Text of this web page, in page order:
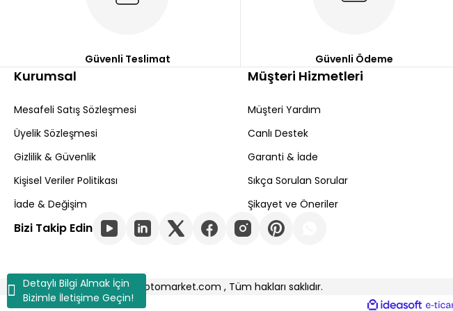
Detaylı Bilgi Almak İçin
Bizimle İletişime Geçin!
Güvenli Teslimat Güvenli Ödeme
Kurumsal
Mesafeli Satış Sözleşmesi
Üyelik Sözleşmesi
Gizlilik & Güvenlik
Kişisel Veriler Politikası
İade & Değişim
Müşteri Hizmetleri
Müşteri Yardım
Canlı Destek
Garanti & İade
Sıkça Sorulan Sorular
Şikayet ve Öneriler
Bizi Takip Edin
Copyright © 2025 aslanotomarket.com , Tüm hakları saklıdır.
ideasoft